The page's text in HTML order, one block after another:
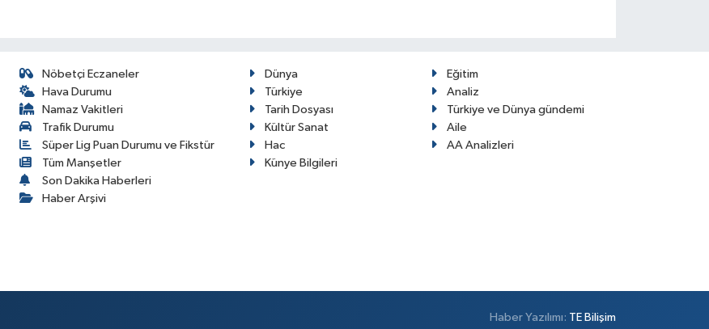
Nöbetçi Eczaneler
Hava Durumu
Namaz Vakitleri
Trafik Durumu
Süper Lig Puan Durumu ve Fikstür
Tüm Manşetler
Son Dakika Haberleri
Haber Arşivi
Dünya
Eğitim
Türkiye
Analiz
Tarih Dosyası
Türkiye ve Dünya gündemi
Kültür Sanat
Aile
Hac
AA Analizleri
Künye Bilgileri
Haber Yazılımı: TE Bilişim